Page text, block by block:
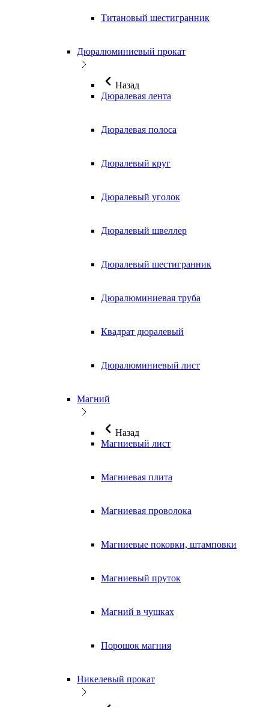
Титановый шестигранник
Дюралюминиевый прокат
Назад
Дюралевая лента
Дюралевая полоса
Дюралевый круг
Дюралевый уголок
Дюралевый швеллер
Дюралевый шестигранник
Дюралюминиевая труба
Квадрат дюралевый
Дюралюминиевый лист
Магний
Назад
Магниевый лист
Магниевая плита
Магниевая проволока
Магниевые поковки, штамповки
Магниевый пруток
Магний в чушках
Порошок магния
Никелевый прокат